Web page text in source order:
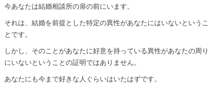
今あなたは結婚相談所の扉の前にいます。
それは、結婚を前提とした特定の異性があなたにはいないというこ
とです。
しかし、そのことがあなたに好意を持っている異性があなたの周り
にいないということの証明ではありません。
あなたにも今まで好きな人ぐらいはいたはずです。